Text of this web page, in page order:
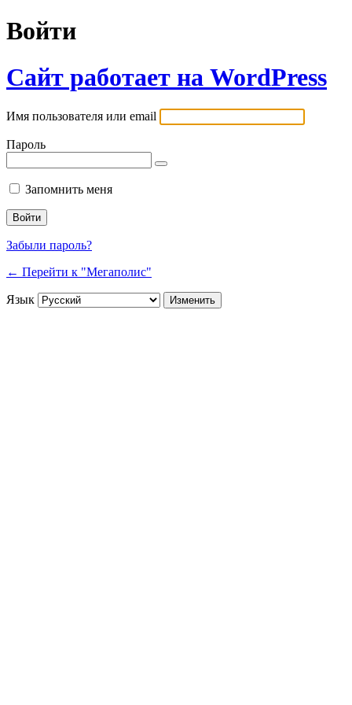
Войти
Сайт работает на WordPress
Имя пользователя или email
Пароль
Запомнить меня
Забыли пароль?
← Перейти к "Мегаполис"
Язык